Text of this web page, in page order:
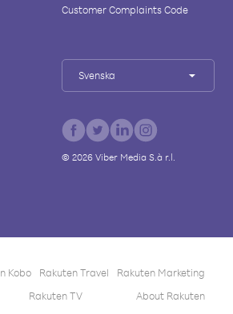
Customer Complaints Code
Svenska
© 2026Viber Media S.à r.l.
Kobo Rakuten Travel
Rakuten Marketing
Rakuten TV About Rakuten